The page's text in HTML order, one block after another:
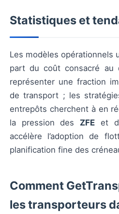
Statistiques et
Les modèles opérationnels
part du coût consacré au
représenter une fraction
de transport ; les
entrepôts cherchent à en
la pression des ZFE et
accélère l’adoption de
planification fine des
Comment
les transporteurs